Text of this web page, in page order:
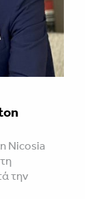
Nicosia
την